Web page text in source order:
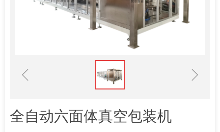
全自动六面体真空包装机
ꁆ ꁇ